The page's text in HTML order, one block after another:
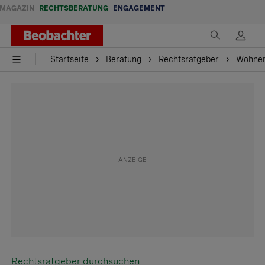
MAGAZIN RECHTSBERATUNG ENGAGEMENT
Startseite Beratung Rechtsratgeber
Rechtsratgeber durchsuchen